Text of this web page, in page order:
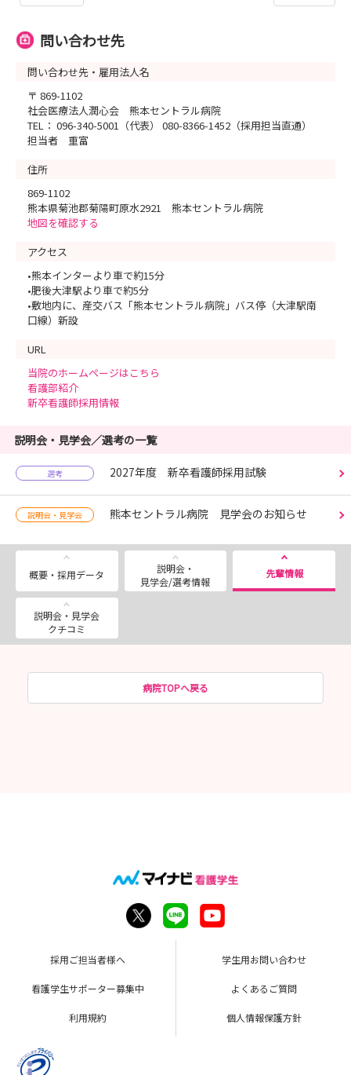
問い合わせ先
問い合わせ先・雇用法人名
〒 869-1102
社会医療法人潤心会 熊本セントラル病院
TEL： 096-340-5001（代表） 080-8366-1452（採用担当直通）
担当者 重富
住所
869-1102
熊本県菊池郡菊陽町原水2921 熊本セントラル病院
地図を確認する
アクセス
•熊本インターより車で約15分
•肥後大津駅より車で約5分
•敷地内に、産交バス「熊本セントラル病院」バス停（大津駅南
口線）新設
URL
当院のホームページはこちら
看護部紹介
新卒看護師採用情報
説明会・見学会／選考の一覧
選考 2027年度 新卒看護師採用試験
説明会・見学会 熊本セントラル病院 見学会のお知らせ
概要・採用データ
説明会・
見学会/選考情報
先輩情報
説明会・見学会
クチコミ
病院TOPへ戻る
採用ご担当者様へ 学生用お問い合わせ
看護学生サポーター募集中 よくあるご質問
利用規約 個人情報保護方針